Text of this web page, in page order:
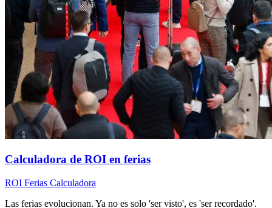
Calculadora de ROI en ferias
ROI Ferias Calculadora
Las ferias evolucionan. Ya no es solo 'ser visto', es 'ser recordado'.